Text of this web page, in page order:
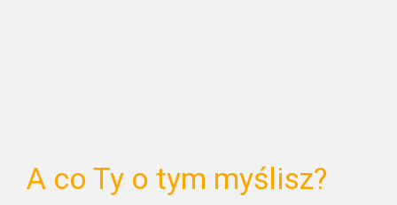
A co Ty o tym myślisz?